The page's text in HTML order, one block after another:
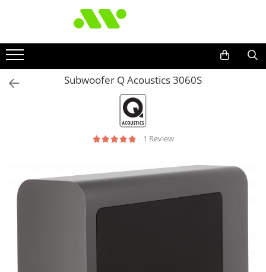
Subwoofer Q Acoustics 3060S
1 Review